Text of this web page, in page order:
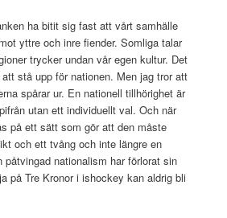
ha bitit sig fast att vårt samhälle
yttre och inre fiender. Somliga talar
trycker undan vår egen kultur. Det
stå upp för nationen. Men jag tror att
spårar ur. En nationell tillhörighet är
utan ett individuellt val. Och när
på ett sätt som gör att den måste
och ett tvång och inte längre en
nationalism har förlorat sin
på Tre Kronor i ishockey kan aldrig bli